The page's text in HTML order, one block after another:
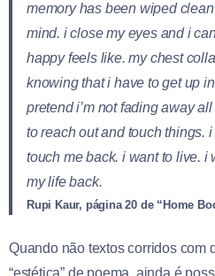
memory has been wiped
mind. i close my eyes and i
happy feels like. my chest
knowing that i have to get up
pretend i’m not fading away
to reach out and touch things.
touch me back. i want to live. i
my life back.
Rupi Kaur, página 20 de “Home
Quando não textos corridos com